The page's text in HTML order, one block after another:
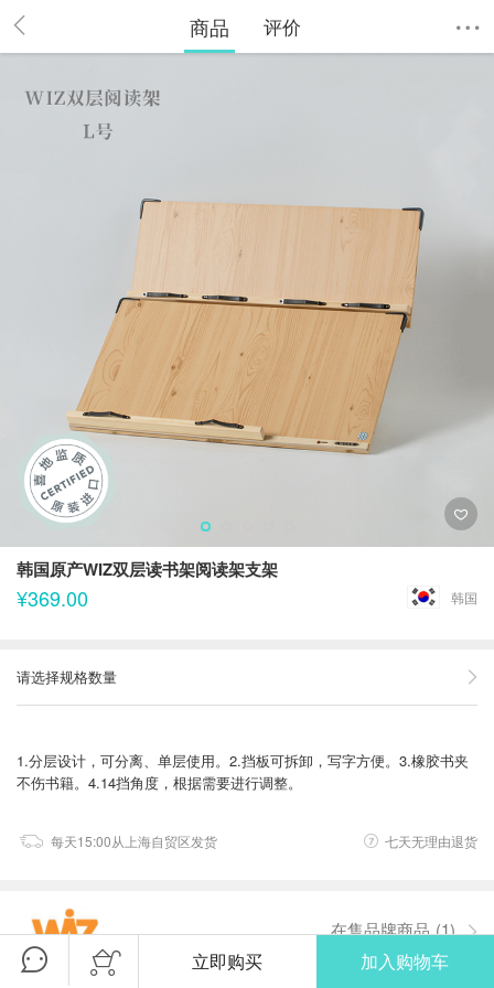
商品 评价
韩国原产WIZ双层读书架阅读架支架
¥369.00 韩国
请选择规格数量
1.分层设计，可分离、单层使用。2.挡板可拆卸，写字方便。3.橡胶书夹
不伤书籍。4.14挡角度，根据需要进行调整。
每天15:00从上海自贸区发货 七天无理由退货
在售品牌商品 (1)
立即购买 加入购物车